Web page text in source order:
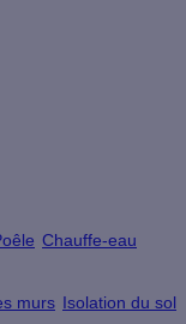
Chauffe-eau
murs Isolation du sol